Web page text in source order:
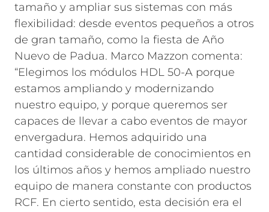
tamaño y ampliar sus sistemas con más
flexibilidad: desde eventos pequeños a otros
de gran tamaño, como la fiesta de Año
Nuevo de Padua. Marco Mazzon comenta:
“Elegimos los módulos HDL 50-A porque
estamos ampliando y modernizando
nuestro equipo, y porque queremos ser
capaces de llevar a cabo eventos de mayor
envergadura. Hemos adquirido una
cantidad considerable de conocimientos en
los últimos años y hemos ampliado nuestro
equipo de manera constante con productos
RCF. En cierto sentido, esta decisión era el